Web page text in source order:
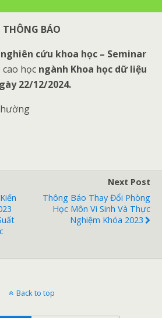
THÔNG BÁO
cứu khoa học – Seminar
học ngành Khoa học dữ liệu
22/12/2024.
Next Post
Thông Báo Thay Đổi Phòng
Học Môn Vi Sinh Và Thực
Nghiệm Khóa 2023
Back to top